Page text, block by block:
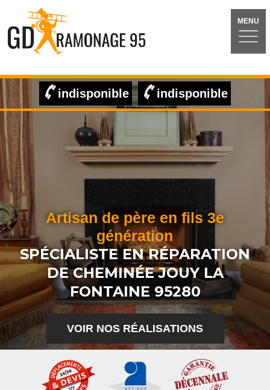
MENU
indisponible indisponible
Artisan de père en fils 3e
génération
SPÉCIALISTE EN RÉPARATION
DE CHEMINÉE JOUY LA
FONTAINE 95280
VOIR NOS RÉALISATIONS